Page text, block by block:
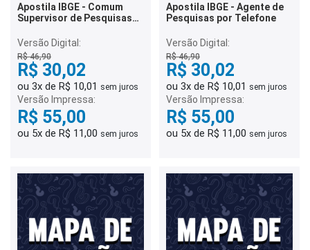
Apostila IBGE - Comum
Supervisor de Pesquisas
Versão Digital:
R$ 46,90
R$ 30,02
ou 3x de R$ 10,01 sem juros
Versão Impressa:
R$ 55,00
ou 5x de R$ 11,00 sem juros
Apostila IBGE - Agente de
Pesquisas por Telefone
Versão Digital:
R$ 46,90
R$ 30,02
ou 3x de R$ 10,01 sem juros
Versão Impressa:
R$ 55,00
ou 5x de R$ 11,00 sem juros